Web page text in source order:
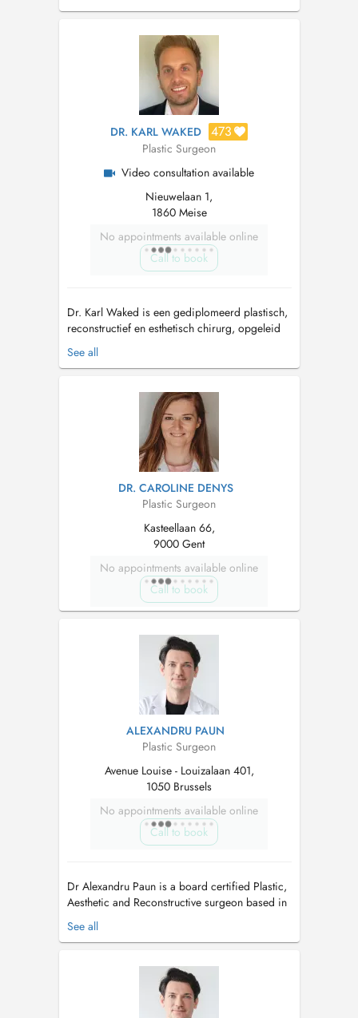
gelaatscorrecties zoals ooglidcorrecties kan u
chirurgische behandelingen in het gelaat zijn
haar passie. Met veel zor...
DR. KARL WAKED 473
Plastic Surgeon
Video consultation available
Nieuwelaan 1,
1860 Meise
No appointments available online
Call to book
Dr. Karl Waked is een gediplomeerd plastisch,
reconstructief en esthetisch chirurg, opgeleid
in Brussel, Parijs, München, Porto en Marbella.
Hij is gespecialiseerd in esthetische en
contouring, microchirurgie en injectables.
Operaties vinden plaats in Delta Chire...
See all
DR. CAROLINE DENYS
Plastic Surgeon
Kasteellaan 66,
9000 Gent
No appointments available online
Call to book
ALEXANDRU PAUN
Plastic Surgeon
Avenue Louise - Louizalaan 401,
1050 Brussels
No appointments available online
Call to book
Dr Alexandru Paun is a board certified Plastic,
Aesthetic and Reconstructive surgeon based in
Brussels, specialised in Aesthetic surgery of the
face, breast and body. Trained in multiple
Strasbourg, Luxembourg and Stockholm he
combines surgical precision with ...
See all